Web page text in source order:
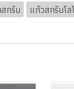
กรีน แก้วสกรีนโล